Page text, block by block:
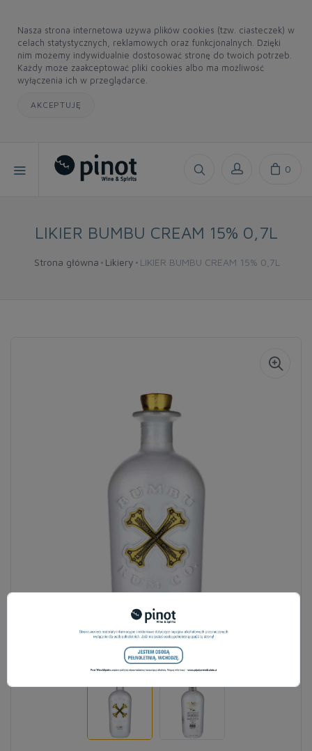
Nasza strona internetowa używa plików cookies (tzw. ciasteczek) w
celach statystycznych, reklamowych oraz funkcjonalnych. Dzięki
nim możemy indywidualnie dostosować stronę do twoich potrzeb.
Każdy może zaakceptować pliki cookies albo ma możliwość
wyłączenia ich w przeglądarce.
AKCEPTUJĘ
0
LIKIER BUMBU CREAM 15% 0,7L
Strona główna Likiery LIKIER BUMBU CREAM 15% 0,7L